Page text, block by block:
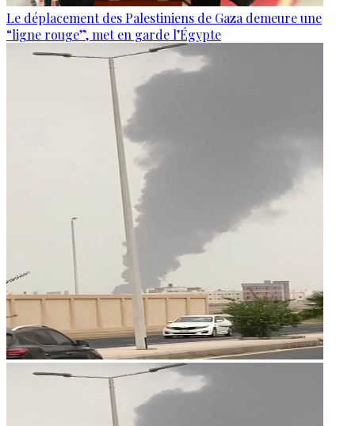
Le déplacement des Palestiniens de Gaza demeure une
“ligne rouge”, met en garde l’Égypte